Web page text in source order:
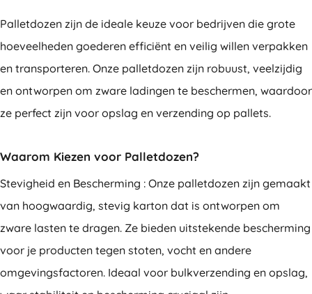
Palletdozen zijn de ideale keuze voor bedrijven die grote
hoeveelheden goederen efficiënt en veilig willen verpakken
en transporteren. Onze palletdozen zijn robuust, veelzijdig
en ontworpen om zware ladingen te beschermen, waardoor
ze perfect zijn voor opslag en verzending op pallets.
Waarom Kiezen voor Palletdozen?
Stevigheid en Bescherming : Onze palletdozen zijn gemaakt
van hoogwaardig, stevig karton dat is ontworpen om
zware lasten te dragen. Ze bieden uitstekende bescherming
voor je producten tegen stoten, vocht en andere
omgevingsfactoren. Ideaal voor bulkverzending en opslag,